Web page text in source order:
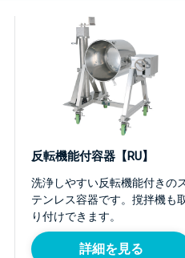
反転機能付容器【RU】
洗浄しやすい反転機能付きの
テンレス容器です。撹拌機も
り付けできます。
詳細を見る